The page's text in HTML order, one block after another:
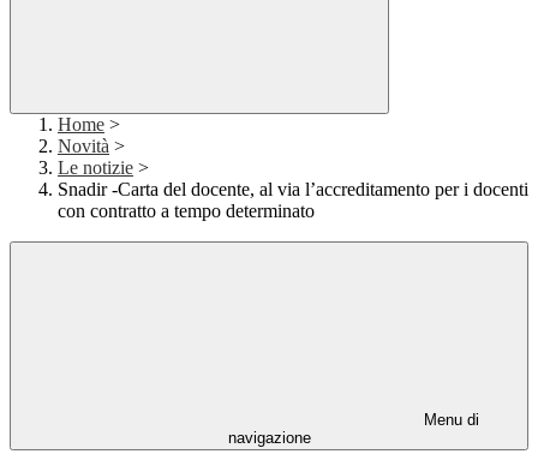
Home >
Novità >
Le notizie >
Snadir -Carta del docente, al via l’accreditamento per i docenti
con contratto a tempo determinato
Menu di
navigazione